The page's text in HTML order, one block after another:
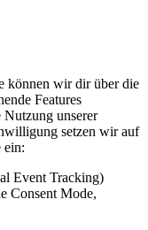
können wir dir über die
Features
unserer
setzen wir auf
ein:
Event Tracking)
Consent Mode,